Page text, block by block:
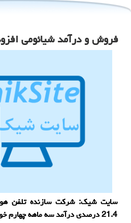
فروش و درآمد شیائومی
سایت شیک: شرکت سازنده تلفن
21.4 درصدی درآمد سه ماهه چهارم خودرا گزارش کرد.